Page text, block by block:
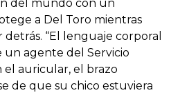
del mundo con un
a Del Toro mientras
“El lenguaje corporal
un agente del Servicio
el auricular, el brazo
de que su chico estuviera